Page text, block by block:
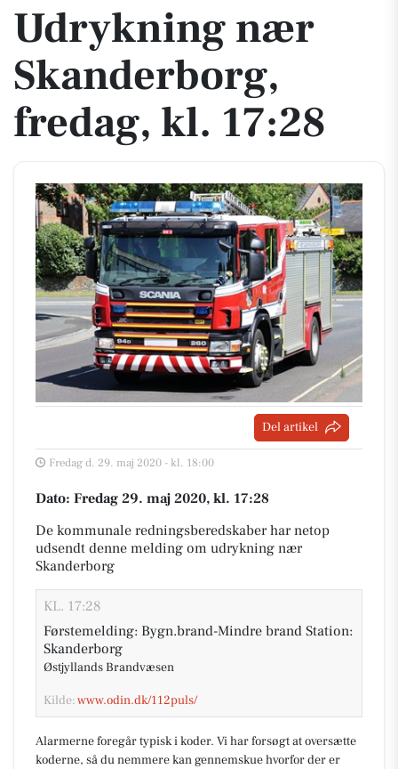
Udrykning nær
Skanderborg,
fredag, kl. 17:28
Del artikel
Fredag d. 29. maj 2020 - kl. 18:00
Dato: Fredag 29. maj 2020, kl. 17:28
De kommunale redningsberedskaber har netop
udsendt denne melding om udrykning nær
Skanderborg
KL. 17:28
Førstemelding: Bygn.brand-Mindre brand Station:
Skanderborg
Østjyllands Brandvæsen
Kilde:www.odin.dk/112puls/
Alarmerne foregår typisk i koder. Vi har forsøgt at oversætte
koderne, så du nemmere kan gennemskue hvorfor der er